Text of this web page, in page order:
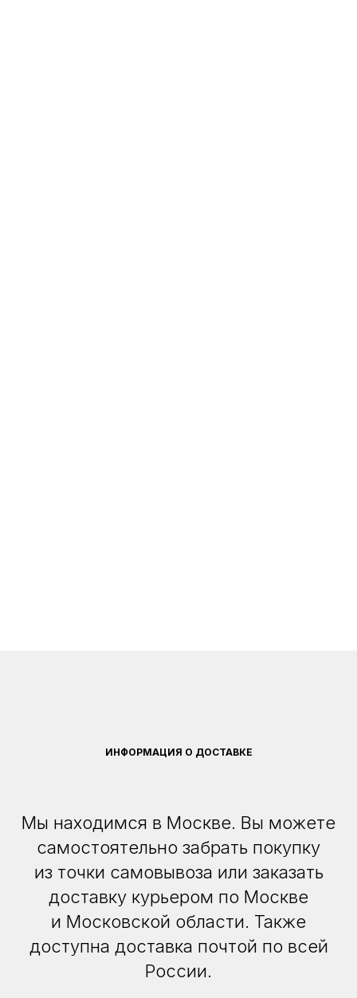
ИНФОРМАЦИЯ О ДОСТАВКЕ
Мы находимся в Москве. Вы можете
самостоятельно забрать покупку
из точки самовывоза или заказать
доставку курьером по Москве
и Московской области. Также
доступна доставка почтой по всей
России.